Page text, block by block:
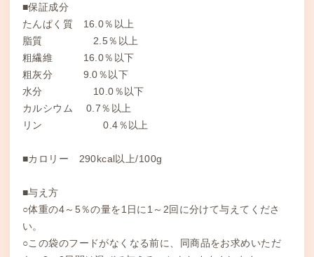
■保証成分
たんぱく質 16.0％以上
脂質 2.5％以上
粗繊維 16.0％以下
粗灰分 9.0％以下
水分 10.0％以下
カルシウム 0.7％以上
リン 0.4％以上
■カロリー 290kcal以上/100g
■与え方
○体重の4～5％の量を1日に1～2回に分けて与えてくださ
い。
○この袋のフードがなくなる前に、同商品をお求めいただ